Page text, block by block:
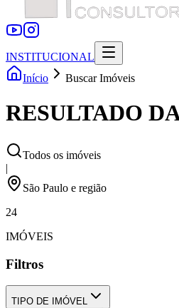
INSTITUCIONAL
Início
Buscar Imóveis
RESULTADO
Todos os imóveis
|
São Paulo e região
24
IMÓVEIS
Filtros
TIPO DE IMÓVEL